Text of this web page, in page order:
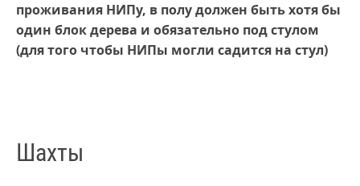
проживания НИПу, в полу должен быть хотя бы
один блок дерева и обязательно под стулом
(для того чтобы НИПы могли садится на стул)
Шахты